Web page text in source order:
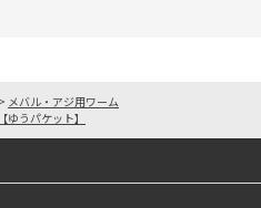
> メバル・アジ用ワーム
うパケット】